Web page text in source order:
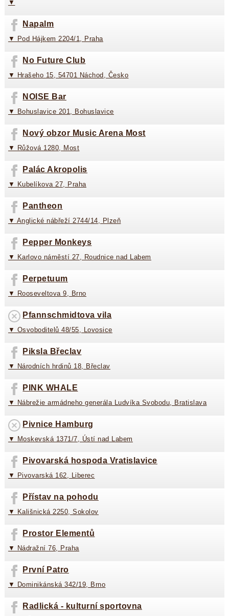
▼
Napalm
▼ Pod Hájkem 2204/1, Praha
No Future Club
▼ Hrašeho 15, 54701 Náchod, Česko
NOISE Bar
▼ Bohuslavice 201, Bohuslavice
Nový obzor Music Arena Most
▼ Růžová 1280, Most
Palác Akropolis
▼ Kubelíkova 27, Praha
Pantheon
▼ Anglické nábřeží 2744/14, Plzeň
Pepper Monkeys
▼ Karlovo náměstí 27, Roudnice nad Labem
Perpetuum
▼ Rooseveltova 9, Brno
Pfannschmidtova vila
▼ Osvoboditelů 48/55, Lovosice
Piksla Břeclav
▼ Národních hrdinů 18, Břeclav
PINK WHALE
▼ Nábrežie armádneho generála Ludvíka Svobodu, Bratislava
Pivnice Hamburg
▼ Moskevská 1371/7, Ústí nad Labem
Pivovarská hospoda Vratislavice
▼ Pivovarská 162, Liberec
Přístav na pohodu
▼ Kališnická 2250, Sokolov
Prostor Elementů
▼ Nádražní 76, Praha
První Patro
▼ Dominikánská 342/19, Brno
Radlická - kulturní sportovna